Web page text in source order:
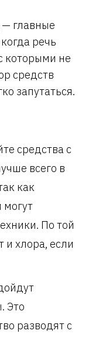
— главные
речь
которыми не
средств
запутаться.
средства с
всего в
как
могут
По той
и хлора, если
Это
разводят с